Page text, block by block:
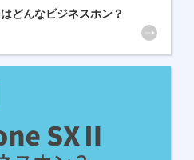
どんなビジネスホン？